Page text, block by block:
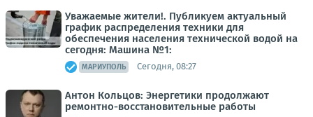
Уважаемые жители!. Публикуем актуальный
график распределения техники для
обеспечения населения технической водой на
сегодня: Машина №1:
МАРИУПОЛЬ Сегодня, 08:27
Антон Кольцов: Энергетики продолжают
ремонтно-восстановительные работы